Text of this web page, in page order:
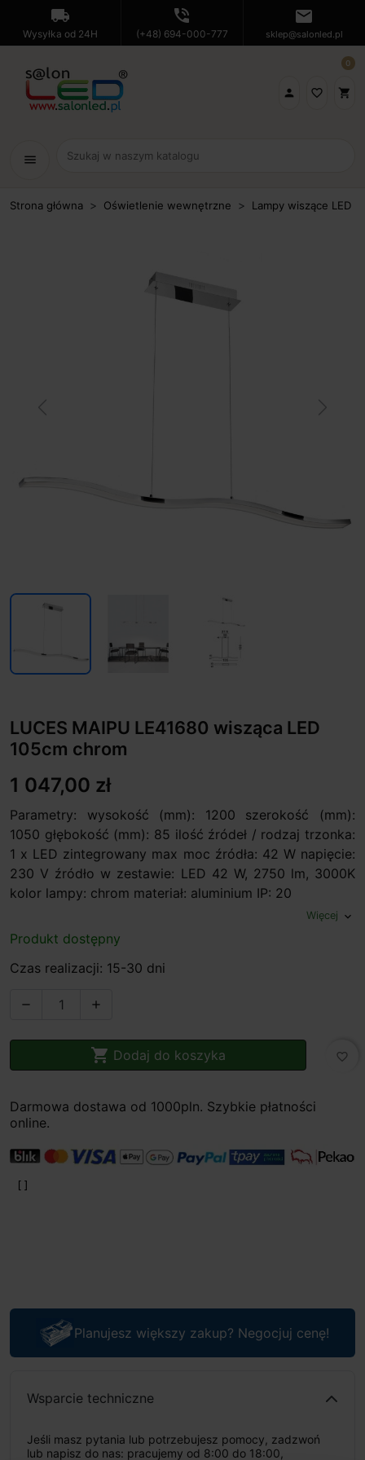
local_shipping
Wysyłka od 24H
phone_in_talk
(+48) 694-000-777
mail
sklep@salonled.pl
 favorite_border shopping_cart
0
menu
Strona główna Oświetlenie wewnętrzne Lampy wiszące LED
LUCES MAIPU LE41680 wisząca LED
105cm chrom
1 047,00 zł
Parametry: wysokość (mm): 1200 szerokość (mm):
1050 głębokość (mm): 85 ilość źródeł / rodzaj trzonka:
1 x LED zintegrowany max moc źródła: 42 W napięcie:
230 V źródło w zestawie: LED 42 W, 2750 lm, 3000K
kolor lampy: chrom materiał: aluminium IP: 20
Więcej expand_more
Produkt dostępny
Czas realizacji: 15-30 dni
 
 Dodaj do koszyka favorite_border
Darmowa dostawa od 1000pln. Szybkie płatności
online.
Planujesz większy zakup? Negocjuj cenę!
Wsparcie techniczne
Jeśli masz pytania lub potrzebujesz pomocy, zadzwoń
lub napisz do nas: pracujemy od 8:00 do 18:00,